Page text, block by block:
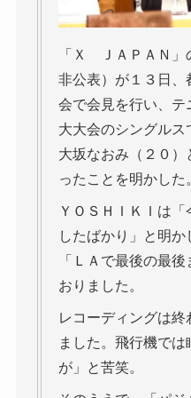
「Ｘ ＪＡＰＡＮ」
非公表）が１３日、
会で会見を行い、テ
大大会のシングルス
大坂なおみ（２０
ったことを明かした
ＹＯＳＨＩＫＩは
したばかり」と明
「ＬＡで最後の最
おりました。
レコーディングは
ました。飛行機で
が」と苦笑。